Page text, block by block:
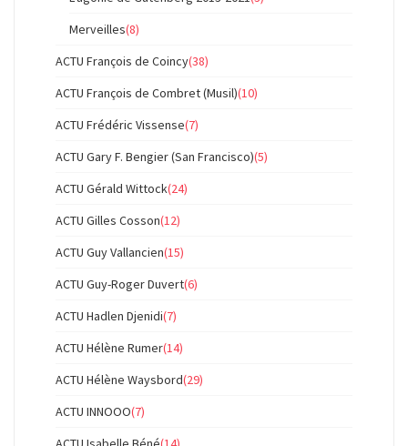
Merveilles(8)
ACTU François de Coincy(38)
ACTU François de Combret (Musil)(10)
ACTU Frédéric Vissense(7)
ACTU Gary F. Bengier (San Francisco)(5)
ACTU Gérald Wittock(24)
ACTU Gilles Cosson(12)
ACTU Guy Vallancien(15)
ACTU Guy-Roger Duvert(6)
ACTU Hadlen Djenidi(7)
ACTU Hélène Rumer(14)
ACTU Hélène Waysbord(29)
ACTU INNOOO(7)